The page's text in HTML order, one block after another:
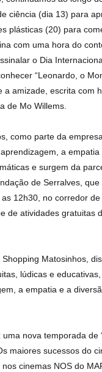
ciência (dia 13) para
plásticas (20) para
com uma hora do
o Dia
“Leonardo, o
a amizade, escrita com
de Mo Willems.
como parte da
a
e surgem da
de Serralves,
12h30, no corredor
de atividades gratuitas
Shopping Matosinhos,
lúdicas e
a empatia e a
nova temporada
maiores sucessos do
cinemas NOS do